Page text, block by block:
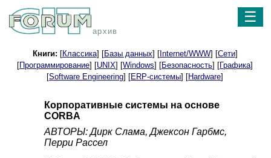
архив
☰
Книги: [Классика] [Базы данных] [Internet/WWW] [Сети]
[Программирование] [UNIX] [Windows] [Безопасность] [Графика]
[Software Engineering] [ERP-системы] [Hardware]
Корпоративные системы на основе
CORBA
АВТОРЫ: Дирк Слама, Джексон Гарбмс,
Перри Рассел